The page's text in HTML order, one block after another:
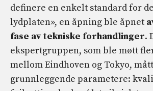
definere en enkelt standard for
lydplaten», en åpning ble åpnet
fase av tekniske forhandlinger.
ekspertgruppen, som ble møtt
mellom Eindhoven og Tokyo,
grunnleggende parametere: